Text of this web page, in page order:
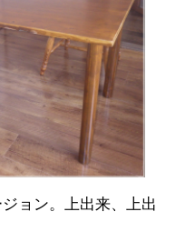
ョン。上出来、上出